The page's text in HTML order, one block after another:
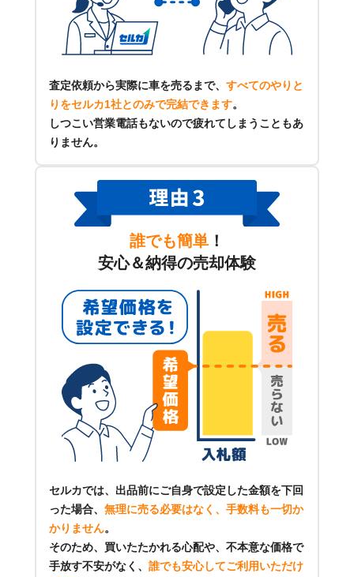
査定依頼から実際に車を売るまで、 すべてのやりと
りをセルカ1社とのみで完結できます。
しつこい営業電話もないので疲れてしまうこともあ
りません。
誰でも簡単 ！
安心＆納得の売却体験
セルカでは、出品前にご自身で設定した金額を下回
った場合、 無理に売る必要はなく、手数料も一切か
かりません。
そのため、買いたたかれる心配や、不本意な価格で
手放す不安がなく、 誰でも安心してご利用いただけ